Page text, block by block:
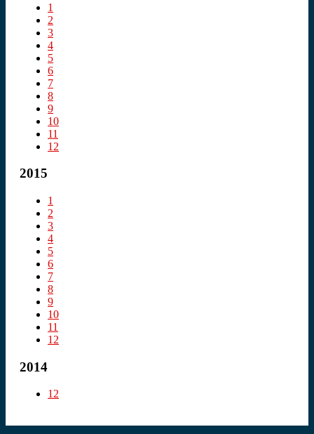
1
2
3
4
5
6
7
8
9
10
11
12
2015
1
2
3
4
5
6
7
8
9
10
11
12
2014
12